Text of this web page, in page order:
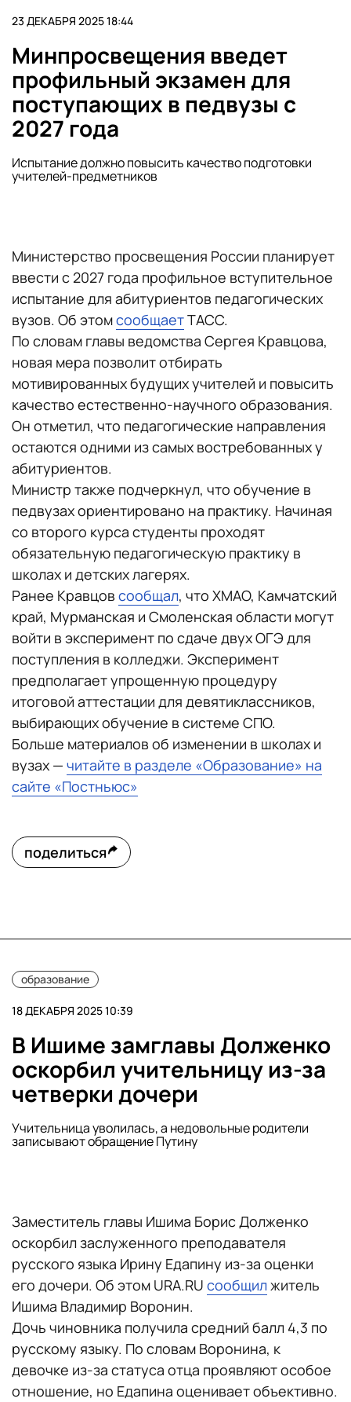
23 ДЕКАБРЯ 2025 18:44
Минпросвещения введет
профильный экзамен для
поступающих в педвузы с
2027 года
Испытание должно повысить качество подготовки
учителей-предметников
Министерство просвещения России планирует
ввести с 2027 года профильное вступительное
испытание для абитуриентов педагогических
вузов. Об этомсообщаетТАСС.
По словам главы ведомства Сергея Кравцова,
новая мера позволит отбирать
мотивированных будущих учителей и повысить
качество естественно-научного образования.
Он отметил, что педагогические направления
остаются одними из самых востребованных у
абитуриентов.
Министр также подчеркнул, что обучение в
педвузах ориентировано на практику. Начиная
со второго курса студенты проходят
обязательную педагогическую практику в
школах и детских лагерях.
Ранее Кравцов сообщал, что ХМАО, Камчатский
край, Мурманская и Смоленская области могут
войти в эксперимент по сдаче двух ОГЭ для
поступления в колледжи. Эксперимент
предполагает упрощенную процедуру
итоговой аттестации для девятиклассников,
выбирающих обучение в системе СПО.
Больше материалов об изменении в школах и
вузах — читайте в разделе «Образование» на
сайте «Постньюс»
поделиться
образование
18 ДЕКАБРЯ 2025 10:39
В Ишиме замглавы Долженко
оскорбил учительницу из-за
четверки дочери
Учительница уволилась, а недовольные родители
записывают обращение Путину
Заместитель главы Ишима Борис Долженко
оскорбил заслуженного преподавателя
русского языка Ирину Едапину из-за оценки
его дочери. Об этом URA.RU сообщилжитель
Ишима Владимир Воронин.
Дочь чиновника получила средний балл 4,3 по
русскому языку. По словам Воронина, к
девочке из-за статуса отца проявляют особое
отношение, но Едапина оценивает объективно.